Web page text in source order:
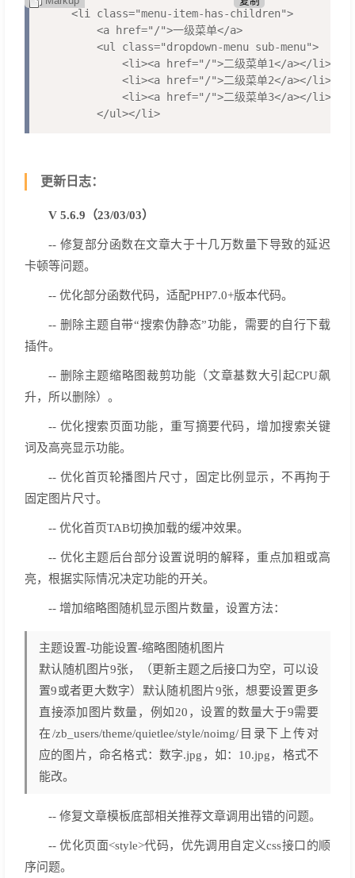
<li class="menu-item-has-children">
<a href="/">一级菜单</a>
<ul class="dropdown-menu sub-menu">
<li><a href="/">二级菜单1</a></li>
<li><a href="/">二级菜单2</a></li>
<li><a href="/">二级菜单3</a></li>
</ul></li>
更新日志：
V 5.6.9（23/03/03）
-- 修复部分函数在文章大于十几万数量下导致的延迟
卡顿等问题。
-- 优化部分函数代码，适配PHP7.0+版本代码。
-- 删除主题自带“搜索伪静态”功能，需要的自行下载
插件。
-- 删除主题缩略图裁剪功能（文章基数大引起CPU飙
升，所以删除）。
-- 优化搜索页面功能，重写摘要代码，增加搜索关键
词及高亮显示功能。
-- 优化首页轮播图片尺寸，固定比例显示，不再拘于
固定图片尺寸。
-- 优化首页TAB切换加载的缓冲效果。
-- 优化主题后台部分设置说明的解释，重点加粗或高
亮，根据实际情况决定功能的开关。
-- 增加缩略图随机显示图片数量，设置方法：
主题设置-功能设置-缩略图随机图片
默认随机图片9张，（更新主题之后接口为空，可以设
置9或者更大数字）默认随机图片9张，想要设置更多
直接添加图片数量，例如20，设置的数量大于9需要
在/zb_users/theme/quietlee/style/noimg/目录下上传对
应的图片，命名格式：数字.jpg，如：10.jpg，格式不
能改。
-- 修复文章模板底部相关推荐文章调用出错的问题。
-- 优化页面<style>代码，优先调用自定义css接口的顺
序问题。